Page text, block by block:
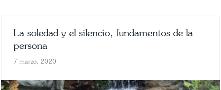
La soledad y el silencio, fundamentos de la
persona
7 marzo, 2020